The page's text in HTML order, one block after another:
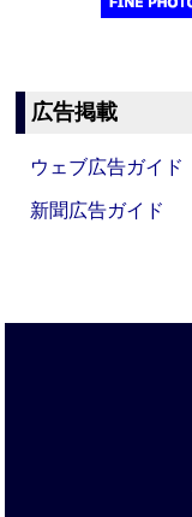
広告掲載
ウェブ広告ガイド
新聞広告ガイド